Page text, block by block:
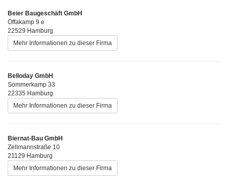
Beier Baugeschäft GmbH
Offakamp 9 e
22529 Hamburg
Mehr Informationen zu dieser Firma
Belloday GmbH
Sommerkamp 33
22335 Hamburg
Mehr Informationen zu dieser Firma
Biernat-Bau GmbH
Zellmannstraße 10
21129 Hamburg
Mehr Informationen zu dieser Firma